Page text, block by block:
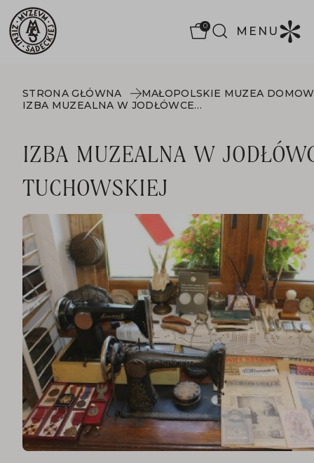
0 MENU
STRONA GŁÓWNA
MAŁOPOLSKIE MUZEA
IZBA MUZEALNA W JODŁÓWCE TUCHOWSKIEJ
IZBA MUZEALNA W
TUCHOWSKIEJ